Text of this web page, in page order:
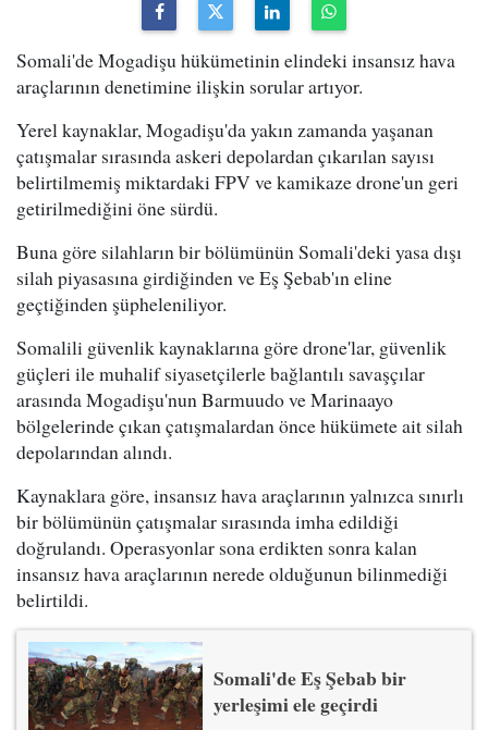
Somali'de Mogadişu hükümetinin elindeki insansız hava
araçlarının denetimine ilişkin sorular artıyor.
Yerel kaynaklar, Mogadişu'da yakın zamanda yaşanan
çatışmalar sırasında askeri depolardan çıkarılan sayısı
belirtilmemiş miktardaki FPV ve kamikaze drone'un geri
getirilmediğini öne sürdü.
Buna göre silahların bir bölümünün Somali'deki yasa dışı
silah piyasasına girdiğinden ve Eş Şebab'ın eline
geçtiğinden şüpheleniliyor.
Somalili güvenlik kaynaklarına göre drone'lar, güvenlik
güçleri ile muhalif siyasetçilerle bağlantılı savaşçılar
arasında Mogadişu'nun Barmuudo ve Marinaayo
bölgelerinde çıkan çatışmalardan önce hükümete ait silah
depolarından alındı.
Kaynaklara göre, insansız hava araçlarının yalnızca sınırlı
bir bölümünün çatışmalar sırasında imha edildiği
doğrulandı. Operasyonlar sona erdikten sonra kalan
insansız hava araçlarının nerede olduğunun bilinmediği
belirtildi.
Somali'de Eş Şebab bir
yerleşimi ele geçirdi